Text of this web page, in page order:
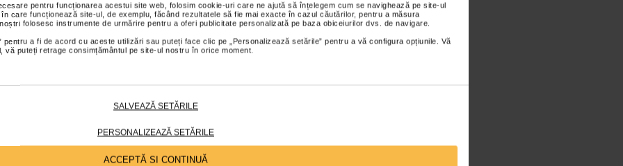
pentru funcționarea acestui site web, folosim cookie-uri care ne ajută să înțelegem cum se navighează pe site-ul
care funcționează site-ul, de exemplu, făcând rezultatele să fie mai exacte în cazul căutărilor, pentru a măsura
folosesc instrumente de urmărire pentru a oferi publicitate personalizată pe baza obiceiurilor dvs. de navigare.
pentru a fi de acord cu aceste utilizări sau puteți face clic pe „Personalizează setările” pentru a vă configura opțiunile. Vă
vă puteți retrage consimțământul pe site-ul nostru în orice moment.
SALVEAZĂ SETĂRILE
PERSONALIZEAZĂ SETĂRILE
ACCEPTĂ SI CONTINUĂ
va propunem cateva masuri, cu ajutorul carora sa va
odata cu vremea calda.
mult dimineata si seara intrucat atunci nivelul polenului in aer este
acesta poate sa intretina afectiunile respiratorii;
sa faceti o vizita la medicul alergolog si/sau pneumolog pentru
dupa ureche ci numai in conformitate cu recomandarile medicului